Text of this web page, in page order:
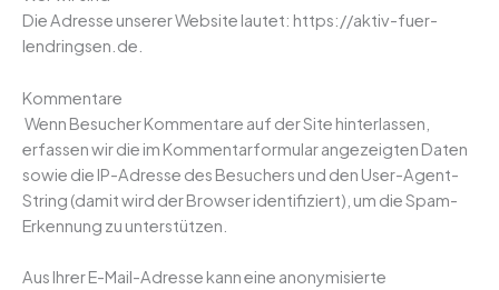
Die Adresse unserer Website lautet: https://aktiv-fuer-
lendringsen.de.
Kommentare
Wenn Besucher Kommentare auf der Site hinterlassen,
erfassen wir die im Kommentarformular angezeigten Daten
sowie die IP-Adresse des Besuchers und den User-Agent-
String (damit wird der Browser identifiziert), um die Spam-
Erkennung zu unterstützen.
Aus Ihrer E-Mail-Adresse kann eine anonymisierte